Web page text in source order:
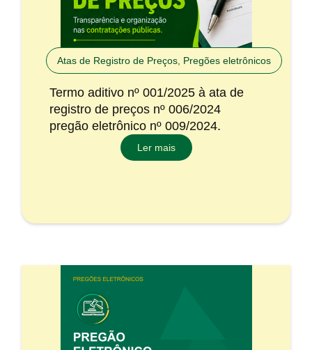
Atas de Registro de Preços Pregões eletrônicos
Termo aditivo nº 001/2025 à ata de
registro de preços nº 006/2024
pregão eletrônico nº 009/2024.
Ler mais